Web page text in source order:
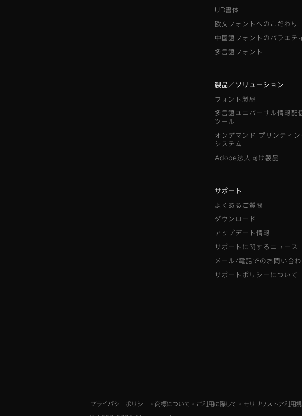
UD書体
欧文フォントへのこだわり
中国語フォントのバラエテ
多言語フォント
製品／ソリューション
フォント製品
多言語ユニバーサル情報配
ツール
オンデマンド プリンティン
システム
Adobe法人向け製品
サポート
よくあるご質問
ダウンロード
アップデート情報
サポートに関するニュース
メール/電話でのお問い合わ
サポートポリシーについて
プライバシーポリシー 商標について ご利用に際して モリサワストア利用